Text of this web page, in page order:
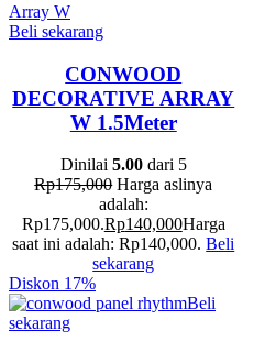
Beli sekarang
CONWOOD
DECORATIVE ARRAY
W 1.5Meter
Dinilai 5.00dari 5
Rp175,000 Harga aslinya
adalah:
Rp175,000.Rp140,000Harga
saat ini adalah: Rp140,000. Beli
sekarang
Diskon 17%
Beli
sekarang